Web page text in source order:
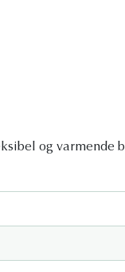
og varmende